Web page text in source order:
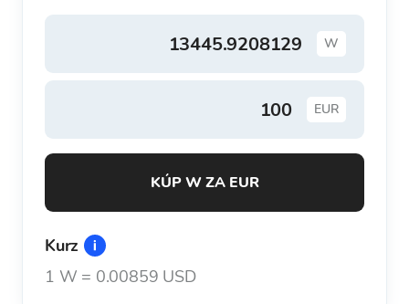
W
EUR
KÚP W ZA EUR
Kurz
1 W = 0.00859 USD